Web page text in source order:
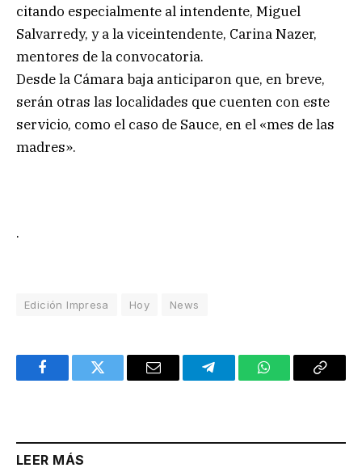
citando especialmente al intendente, Miguel
Salvarredy, y a la viceintendente, Carina Nazer,
mentores de la convocatoria.
Desde la Cámara baja anticiparon que, en breve,
serán otras las localidades que cuenten con este
servicio, como el caso de Sauce, en el «mes de las
madres».
.
Edición Impresa Hoy News
FacebookTwitter Email TelegramWhatsAppCopy
LEER MÁS